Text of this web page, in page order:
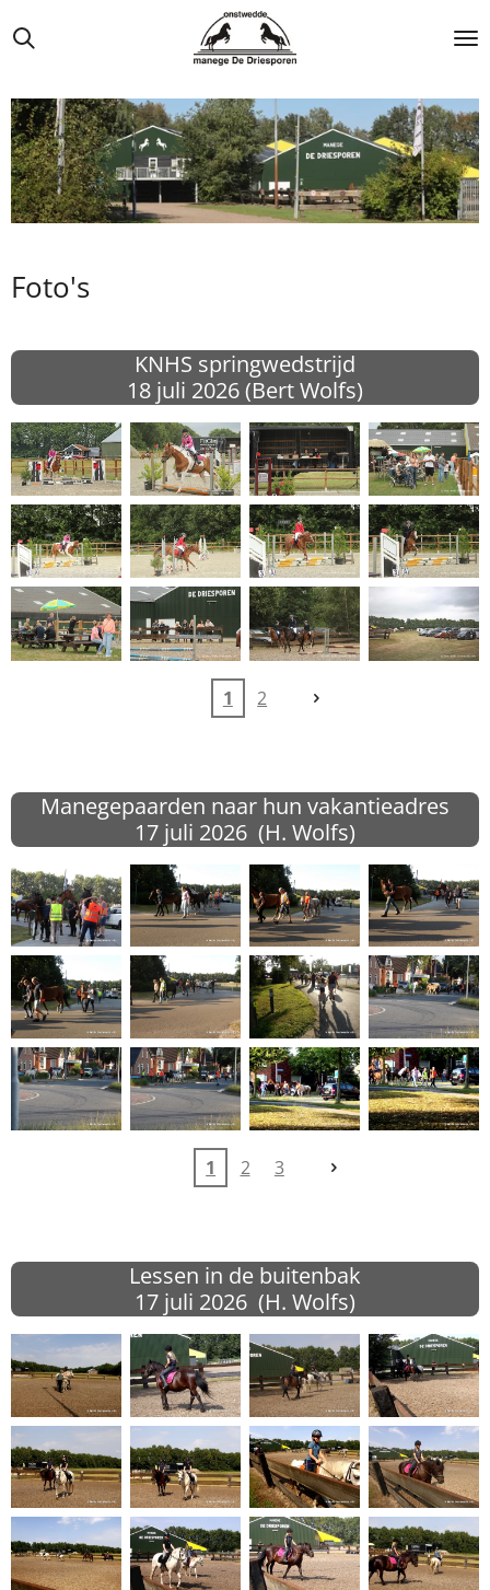
direct
de
hoofdinhoud
Foto's
KNHS springwedstrijd
18 juli 2026 (Bert Wolfs)
1 2
Manegepaarden naar hun vakantieadres
17 juli 2026 (H. Wolfs)
1 2 3
Lessen in de buitenbak
17 juli 2026 (H. Wolfs)